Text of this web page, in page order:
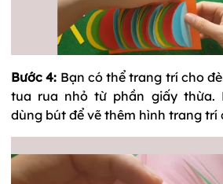
Bước 4: Bạn có thể trang trí cho
tua rua nhỏ từ phần giấy thừa.
dùng bút để vẽ thêm hình trang trí